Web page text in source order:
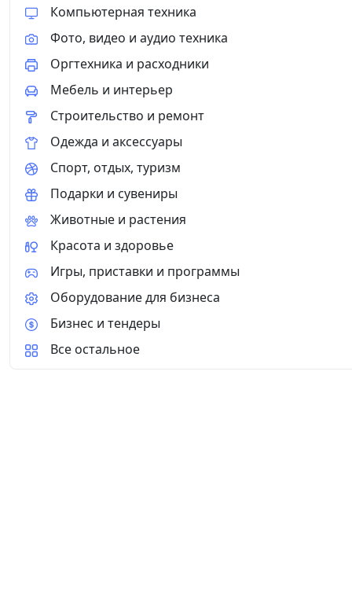
Компьютерная техника
Фото, видео и аудио техника
Оргтехника и расходники
Мебель и интерьер
Строительство и ремонт
Одежда и аксессуары
Спорт, отдых, туризм
Подарки и сувениры
Животные и растения
Красота и здоровье
Игры, приставки и программы
Оборудование для бизнеса
Бизнес и тендеры
Все остальное